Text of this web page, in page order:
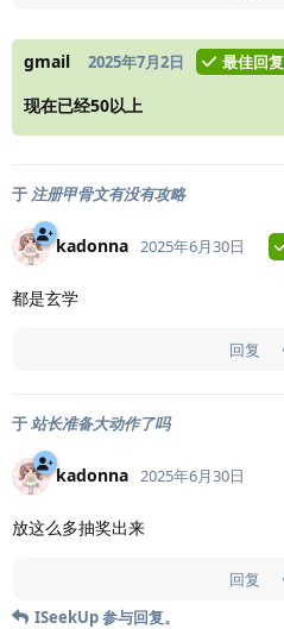
gmail 2025年7月2日 最佳回复
现在已经50以上
于 注册甲骨文有没有攻略
kadonna 2025年6月30日
都是玄学
回复
于站长准备大动作了吗
kadonna 2025年6月30日
放这么多抽奖出来
回复
ISeekUp参与回复。